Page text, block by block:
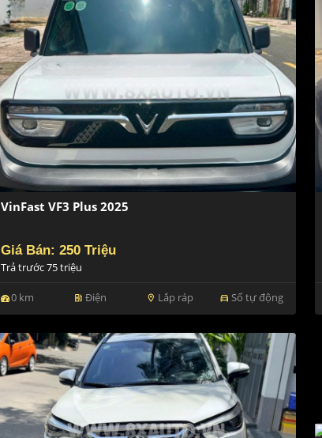
VinFast VF3 Plus 2025
Giá Bán: 250 Triệu
Trả trước 75 triệu
0 km ev_station Điện location_on Lắp ráp directions_car Số tự động